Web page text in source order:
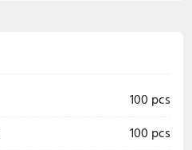
100 pcs
100 pcs